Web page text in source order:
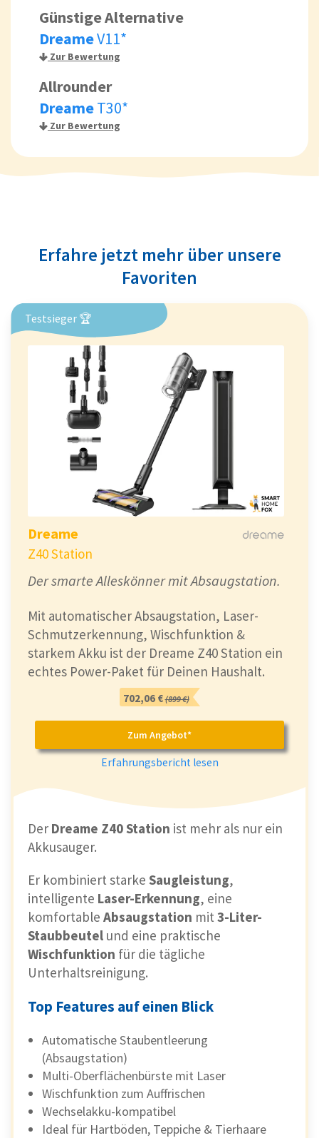
Günstige Alternative
DreameV11*
Zur Bewertung
Allrounder
DreameT30*
Zur Bewertung
Erfahre jetzt mehr über unsere
Favoriten
Testsieger 🏆
Dreame
Z40 Station
Der smarte Alleskönner mit Absaugstation.
Mit automatischer Absaugstation, Laser-
Schmutzerkennung, Wischfunktion &
starkem Akku ist der Dreame Z40 Station ein
echtes Power-Paket für Deinen Haushalt.
702,06 €(899 €)
Zum Angebot*
Erfahrungsbericht lesen
Der Dreame Z40 Station ist mehr als nur ein
Akkusauger.
Er kombiniert starke Saugleistung,
intelligente Laser-Erkennung, eine
komfortable Absaugstation mit 3-Liter-
Staubbeutel und eine praktische
Wischfunktion für die tägliche
Unterhaltsreinigung.
Top Features auf einen Blick
Automatische Staubentleerung
(Absaugstation)
Multi-Oberflächenbürste mit Laser
Wischfunktion zum Auffrischen
Wechselakku-kompatibel
Ideal für Hartböden, Teppiche & Tierhaare